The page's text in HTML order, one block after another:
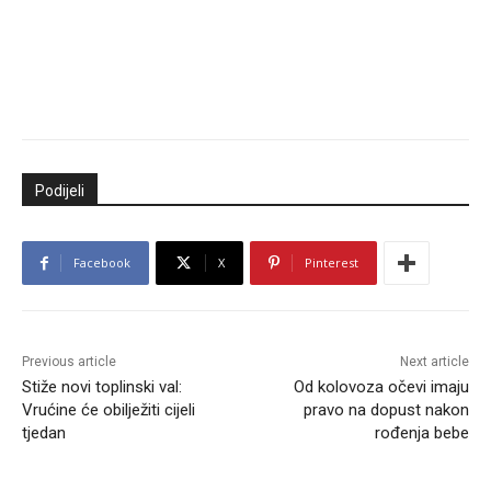
Podijeli
Facebook X Pinterest
Previous article
Stiže novi toplinski val:
Vrućine će obilježiti cijeli
tjedan
Next article
Od kolovoza očevi imaju
pravo na dopust nakon
rođenja bebe